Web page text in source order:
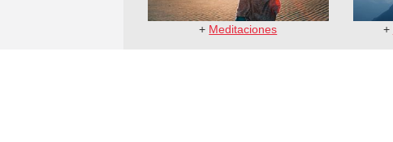
+ Meditaciones +